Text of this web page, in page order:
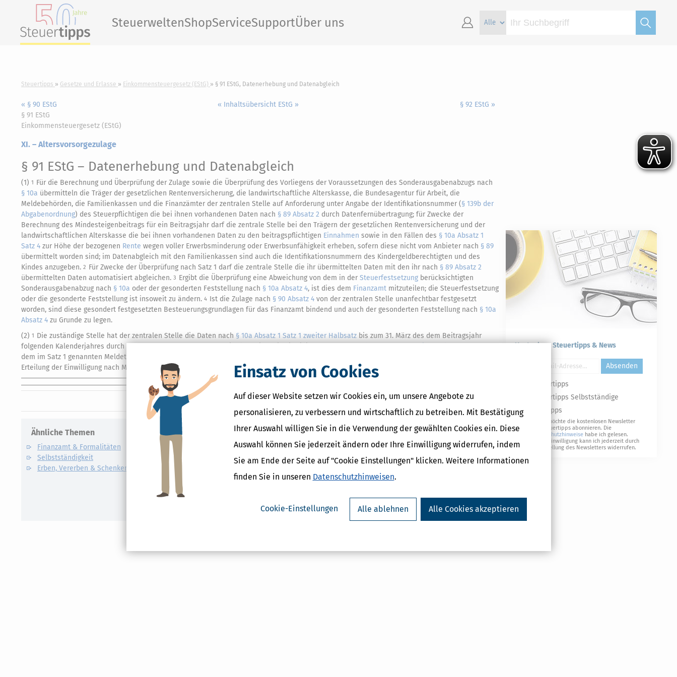
Einsatz von Cookies
Auf dieser Website setzen wir Cookies ein, um unsere Angebote zu
personalisieren, zu verbessern und wirtschaftlich zu betreiben. Mit Bestätigung
Ihrer Auswahl willigen Sie in die Verwendung der gewählten Cookies ein. Diese
Auswahl können Sie jederzeit ändern oder Ihre Einwilligung widerrufen, indem
Sie am Ende der Seite auf "Cookie Einstellungen" klicken. Weitere Informationen
finden Sie in unseren Datenschutzhinweisen.
Cookie-Einstellungen Alle ablehnen Alle Cookies akzeptieren
SteuerweltenShopServiceSupportÜber uns
Steuertipps Gesetze und Erlasse Einkommensteuergesetz (EStG) § 91 EStG, Datenerhebung und Datenabgleich
« § 90 EStG « Inhaltsübersicht EStG »
§ 92 EStG »
§ 91 EStG
Einkommensteuergesetz (EStG)
XI. – Altersvorsorgezulage
§ 91 EStG – Datenerhebung und Datenabgleich
(1) 1 Für die Berechnung und Überprüfung der Zulage sowie die Überprüfung des Vorliegens der Voraussetzungen des Sonderausgabenabzugs nach
§ 10a übermitteln die Träger der gesetzlichen Rentenversicherung, die landwirtschaftliche Alterskasse, die Bundesagentur für Arbeit, die
Meldebehörden, die Familienkassen und die Finanzämter der zentralen Stelle auf Anforderung unter Angabe der Identifikationsnummer (§ 139b der
Abgabenordnung) des Steuerpflichtigen die bei ihnen vorhandenen Daten nach § 89 Absatz 2 durch Datenfernübertragung; für Zwecke der
Berechnung des Mindesteigenbeitrags für ein Beitragsjahr darf die zentrale Stelle bei den Trägern der gesetzlichen Rentenversicherung und der
landwirtschaftlichen Alterskasse die bei ihnen vorhandenen Daten zu den beitragspflichtigen Einnahmen sowie in den Fällen des § 10a Absatz 1
Satz 4 zur Höhe der bezogenen Rente wegen voller Erwerbsminderung oder Erwerbsunfähigkeit erheben, sofern diese nicht vom Anbieter nach § 89
übermittelt worden sind; im Datenabgleich mit den Familienkassen sind auch die Identifikationsnummern des Kindergeldberechtigten und des
Kindes anzugeben. 2 Für Zwecke der Überprüfung nach Satz 1 darf die zentrale Stelle die ihr übermittelten Daten mit den ihr nach § 89 Absatz 2
übermittelten Daten automatisiert abgleichen. 3 Ergibt die Überprüfung eine Abweichung von dem in der Steuerfestsetzung berücksichtigten
Sonderausgabenabzug nach § 10a oder der gesonderten Feststellung nach § 10a Absatz 4, ist dies dem Finanzamt mitzuteilen; die Steuerfestsetzung
oder die gesonderte Feststellung ist insoweit zu ändern. 4 Ist die Zulage nach § 90 Absatz 4 von der zentralen Stelle unanfechtbar festgesetzt
worden, sind diese gesondert festgesetzten Besteuerungsgrundlagen für das Finanzamt bindend und auch der gesonderten Feststellung nach § 10a
Absatz 4 zu Grunde zu legen.
(2) 1 Die zuständige Stelle hat der zentralen Stelle die Daten nach § 10a Absatz 1 Satz 1 zweiter Halbsatz bis zum 31. März des dem Beitragsjahr
folgenden Kalenderjahres durch Datenfernübertragung zu übermitteln.
dem im Satz 1 genannten Meldetermin vor, hat die zuständige Stelle die Daten spätestens bis zum Ende des folgenden Kalendervierteljahres nach
Erteilung der Einwilligung nach Maßgabe von Satz 1 zu übermitteln.
Ähnliche Themen
Finanzamt & Formalitäten
Selbstständigkeit
Erben, Vererben & Schenken
Verwandte Lexikon-Begriffe
Kapitalertragsteuer Freibetrag -
Definition und Erklärung
Kapitalertragsteuer - Definition und
Erklärung
Kostenlose Steuertipps & News
Absenden
Steuertipps
Steuertipps Selbstständige
Geldtipps
Ja, ich möchte die kostenlosen Newsletter
von Steuertipps abonnieren. Die
Datenschutzhinweise habe ich gelesen.
Meine Einwilligung kann ich jederzeit durch
Abbestellung des Newsletters widerrufen.